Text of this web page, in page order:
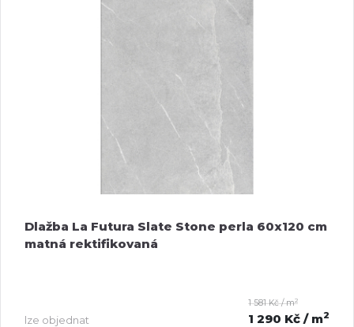
Dlažba La Futura Slate Stone perla 60x120 cm
matná rektifikovaná
lze objednat
1 581 Kč / m2
1 290 Kč / m2